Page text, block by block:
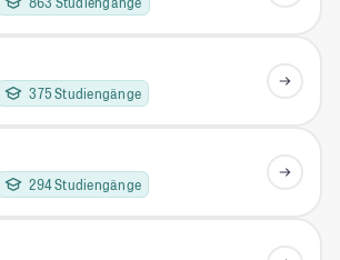
375 Studiengänge
294 Studiengänge